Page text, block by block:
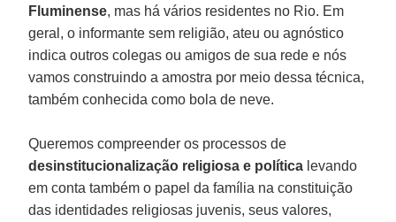
Fluminense, mas há vários residentes no Rio. Em
geral, o informante sem religião, ateu ou agnóstico
indica outros colegas ou amigos de sua rede e nós
vamos construindo a amostra por meio dessa técnica,
também conhecida como bola de neve.
Queremos compreender os processos de
desinstitucionalização religiosa e política levando
em conta também o papel da família na constituição
das identidades religiosas juvenis, seus valores,